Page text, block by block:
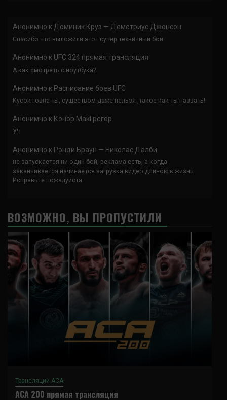
Анонимно к Доминик Круз — Деметриус Джонсон
Спасибо что выложили этот супер техничный бой
Анонимно к UFC 324 прямая трансляция
А как смотреть с ноутбука?
Анонимно к Расписание боев UFC
Кусок говна ты, существом даже нельзя ,такое как ты назвать!
Анонимно к Конор МакГрегор
УЧ
Анонимно к Рэнди Браун — Николас Далби
не запускается ни один бой, реклама есть, а когда
заканчивается начинается загрузка видео длиною в жизнь.
Исправьте пожалуйста
ВОЗМОЖНО, ВЫ ПРОПУСТИЛИ
Трансляции ACA
ACA 200 прямая трансляция